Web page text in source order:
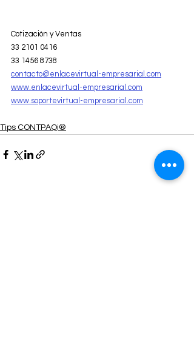
Cotización y Ventas
33 2101 0416
33 1456 8738
contacto@enlacevirtual-empresarial.com
www.enlacevirtual-empresarial.com
www.soportevirtual-empresarial.com
Tips CONTPAQi®